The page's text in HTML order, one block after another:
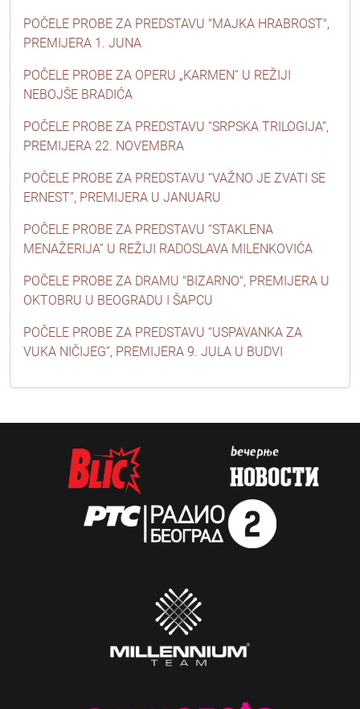
POČELE PROBE ZA PREDSTAVU "MAJKA HRABROST",
PREMIJERA 1. JUNA
POČELE PROBE ZA OPERU „KARMEN“ U REŽIJI
NEBOJŠE BRADIĆA
POČELE PROBE ZA PREDSTAVU “SRPSKA TRILOGIJA”,
PREMIJERA 22. NOVEMBRA
POČELE PROBE ZA PREDSTAVU “VAŽNO JE ZVATI SE
ERNEST”, PREMIJERA U JANUARU
POČELE PROBE ZA PREDSTAVU “STAKLENA
MENAŽERIJA” U REŽIJI RADOSLAVA MILENKOVIĆA
POČELE PROBE ZA DRAMU "BIZARNO", PREMIJERA U
OKTOBRU U BEOGRADU I ŠAPCU
POČELE PROBE ZA PREDSTAVU “USPAVANKA ZA
VUKA NIČIJEG”, PREMIJERA 9. JULA U BUDVI